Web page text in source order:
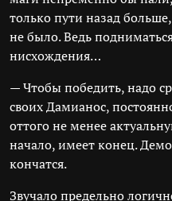
только пути назад
не было. Ведь
нисхождения…
— Чтобы победить, надо
своих Дамианос,
оттого не менее
начало, имеет конец.
кончатся.
Звучало предельно